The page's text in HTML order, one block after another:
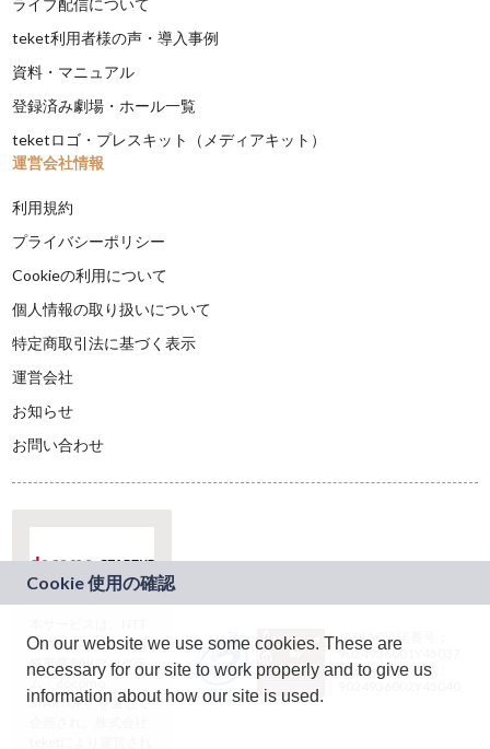
ライブ配信について
teket利用者様の声・導入事例
資料・マニュアル
登録済み劇場・ホール一覧
teketロゴ・プレスキット（メディアキット）
運営会社情報
利用規約
プライバシーポリシー
Cookieの利用について
個人情報の取り扱いについて
特定商取引法に基づく表示
運営会社
お知らせ
お問い合わせ
ドコモグループの新
規事業創出プログラ
ム「docomo
STARTUP」を通じて
JASRAC許諾番号：
9024936001Y45037
JASRAC許諾番号：
On our website we use some cookies. These are
necessary for our site to work properly and to give us
information about how our site is used.